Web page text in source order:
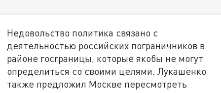
Недовольство политика связано с
деятельностью российских пограничников в
районе госграницы, которые якобы не могут
определиться со своими целями. Лукашенко
также предложил Москве пересмотреть